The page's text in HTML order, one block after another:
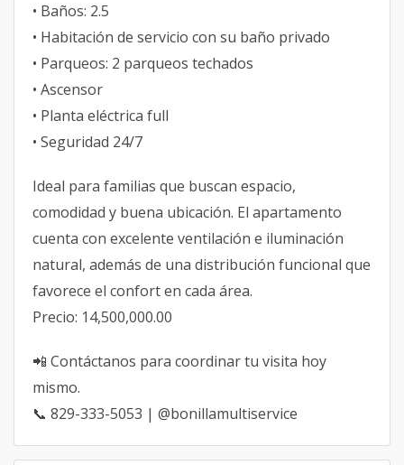
• Baños: 2.5
• Habitación de servicio con su baño privado
• Parqueos: 2 parqueos techados
• Ascensor
• Planta eléctrica full
• Seguridad 24/7
Ideal para familias que buscan espacio,
comodidad y buena ubicación. El apartamento
cuenta con excelente ventilación e iluminación
natural, además de una distribución funcional que
favorece el confort en cada área.
Precio: 14,500,000.00
📲 Contáctanos para coordinar tu visita hoy
mismo.
📞 829-333-5053 | @bonillamultiservice